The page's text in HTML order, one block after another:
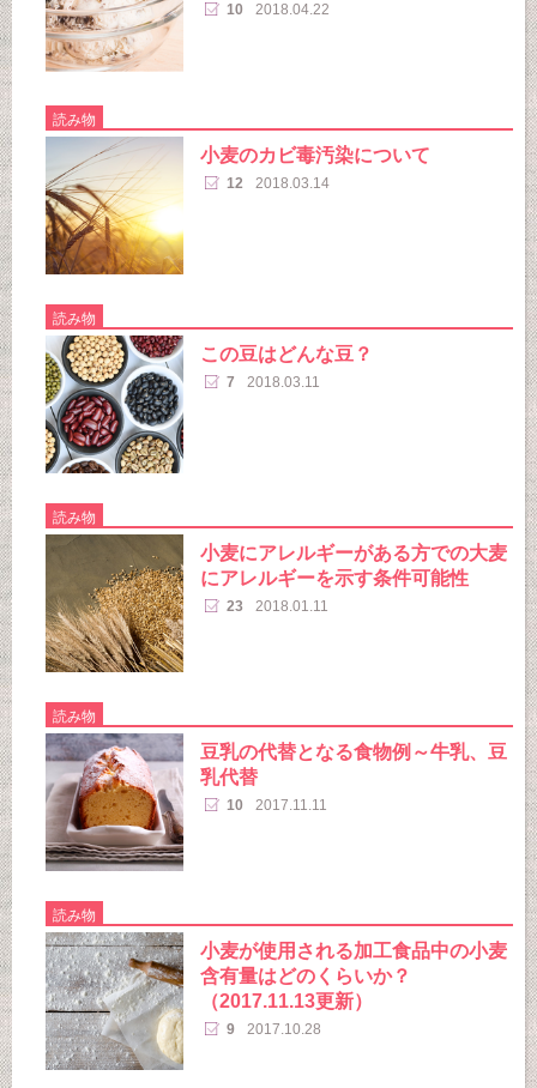
10 2018.04.22
読み物
小麦のカビ毒汚染について
12 2018.03.14
読み物
この豆はどんな豆？
7 2018.03.11
読み物
小麦にアレルギーがある方での大麦
にアレルギーを示す条件可能性
23 2018.01.11
読み物
豆乳の代替となる食物例～牛乳、豆
乳代替
10 2017.11.11
読み物
小麦が使用される加工食品中の小麦
含有量はどのくらいか？
（2017.11.13更新）
9 2017.10.28